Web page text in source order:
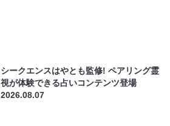
シークエンスはやとも監修! ペアリング霊
視が体験できる占いコンテンツ登場
2026.08.07